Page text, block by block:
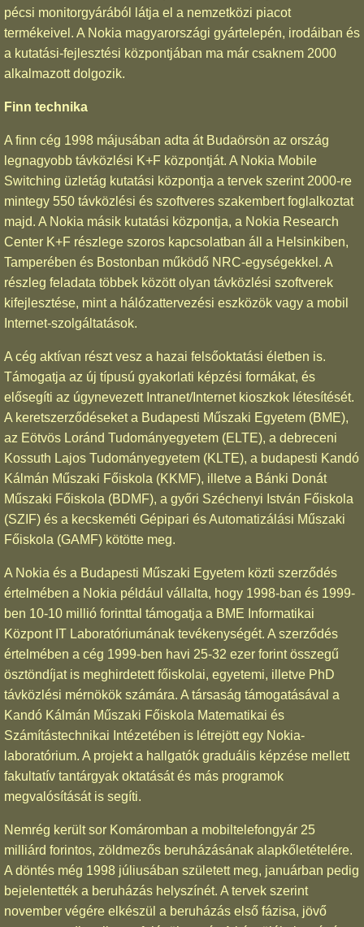
pécsi monitorgyárából látja el a nemzetközi piacot
termékeivel. A Nokia magyarországi gyártelepén, irodáiban és
a kutatási-fejlesztési központjában ma már csaknem 2000
alkalmazott dolgozik.
Finn technika
A finn cég 1998 májusában adta át Budaörsön az ország
legnagyobb távközlési K+F központját. A Nokia Mobile
Switching üzletág kutatási központja a tervek szerint 2000-re
mintegy 550 távközlési és szoftveres szakembert foglalkoztat
majd. A Nokia másik kutatási központja, a Nokia Research
Center K+F részlege szoros kapcsolatban áll a Helsinkiben,
Tamperében és Bostonban működő NRC-egységekkel. A
részleg feladata többek között olyan távközlési szoftverek
kifejlesztése, mint a hálózattervezési eszközök vagy a mobil
Internet-szolgáltatások.
A cég aktívan részt vesz a hazai felsőoktatási életben is.
Támogatja az új típusú gyakorlati képzési formákat, és
elősegíti az úgynevezett Intranet/Internet kioszkok létesítését.
A keretszerződéseket a Budapesti Műszaki Egyetem (BME),
az Eötvös Loránd Tudományegyetem (ELTE), a debreceni
Kossuth Lajos Tudományegyetem (KLTE), a budapesti Kandó
Kálmán Műszaki Főiskola (KKMF), illetve a Bánki Donát
Műszaki Főiskola (BDMF), a győri Széchenyi István Főiskola
(SZIF) és a kecskeméti Gépipari és Automatizálási Műszaki
Főiskola (GAMF) kötötte meg.
A Nokia és a Budapesti Műszaki Egyetem közti szerződés
értelmében a Nokia például vállalta, hogy 1998-ban és 1999-
ben 10-10 millió forinttal támogatja a BME Informatikai
Központ IT Laboratóriumának tevékenységét. A szerződés
értelmében a cég 1999-ben havi 25-32 ezer forint összegű
ösztöndíjat is meghirdetett főiskolai, egyetemi, illetve PhD
távközlési mérnökök számára. A társaság támogatásával a
Kandó Kálmán Műszaki Főiskola Matematikai és
Számítástechnikai Intézetében is létrejött egy Nokia-
laboratórium. A projekt a hallgatók graduális képzése mellett
fakultatív tantárgyak oktatását és más programok
megvalósítását is segíti.
Nemrég került sor Komáromban a mobiltelefongyár 25
milliárd forintos, zöldmezős beruházásának alapkőletételére.
A döntés még 1998 júliusában született meg, januárban pedig
bejelentették a beruházás helyszínét. A tervek szerint
november végére elkészül a beruházás első fázisa, jövő